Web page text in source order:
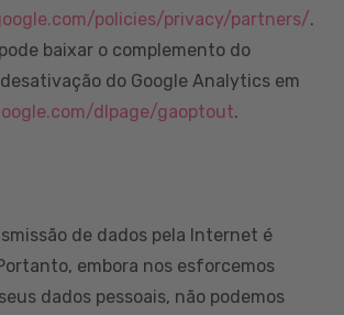
policies/privacy/partners/.
baixar o complemento do
do Google Analytics em
dlpage/gaoptout.
de dados pela Internet é
embora nos esforcemos
dados pessoais, não podemos